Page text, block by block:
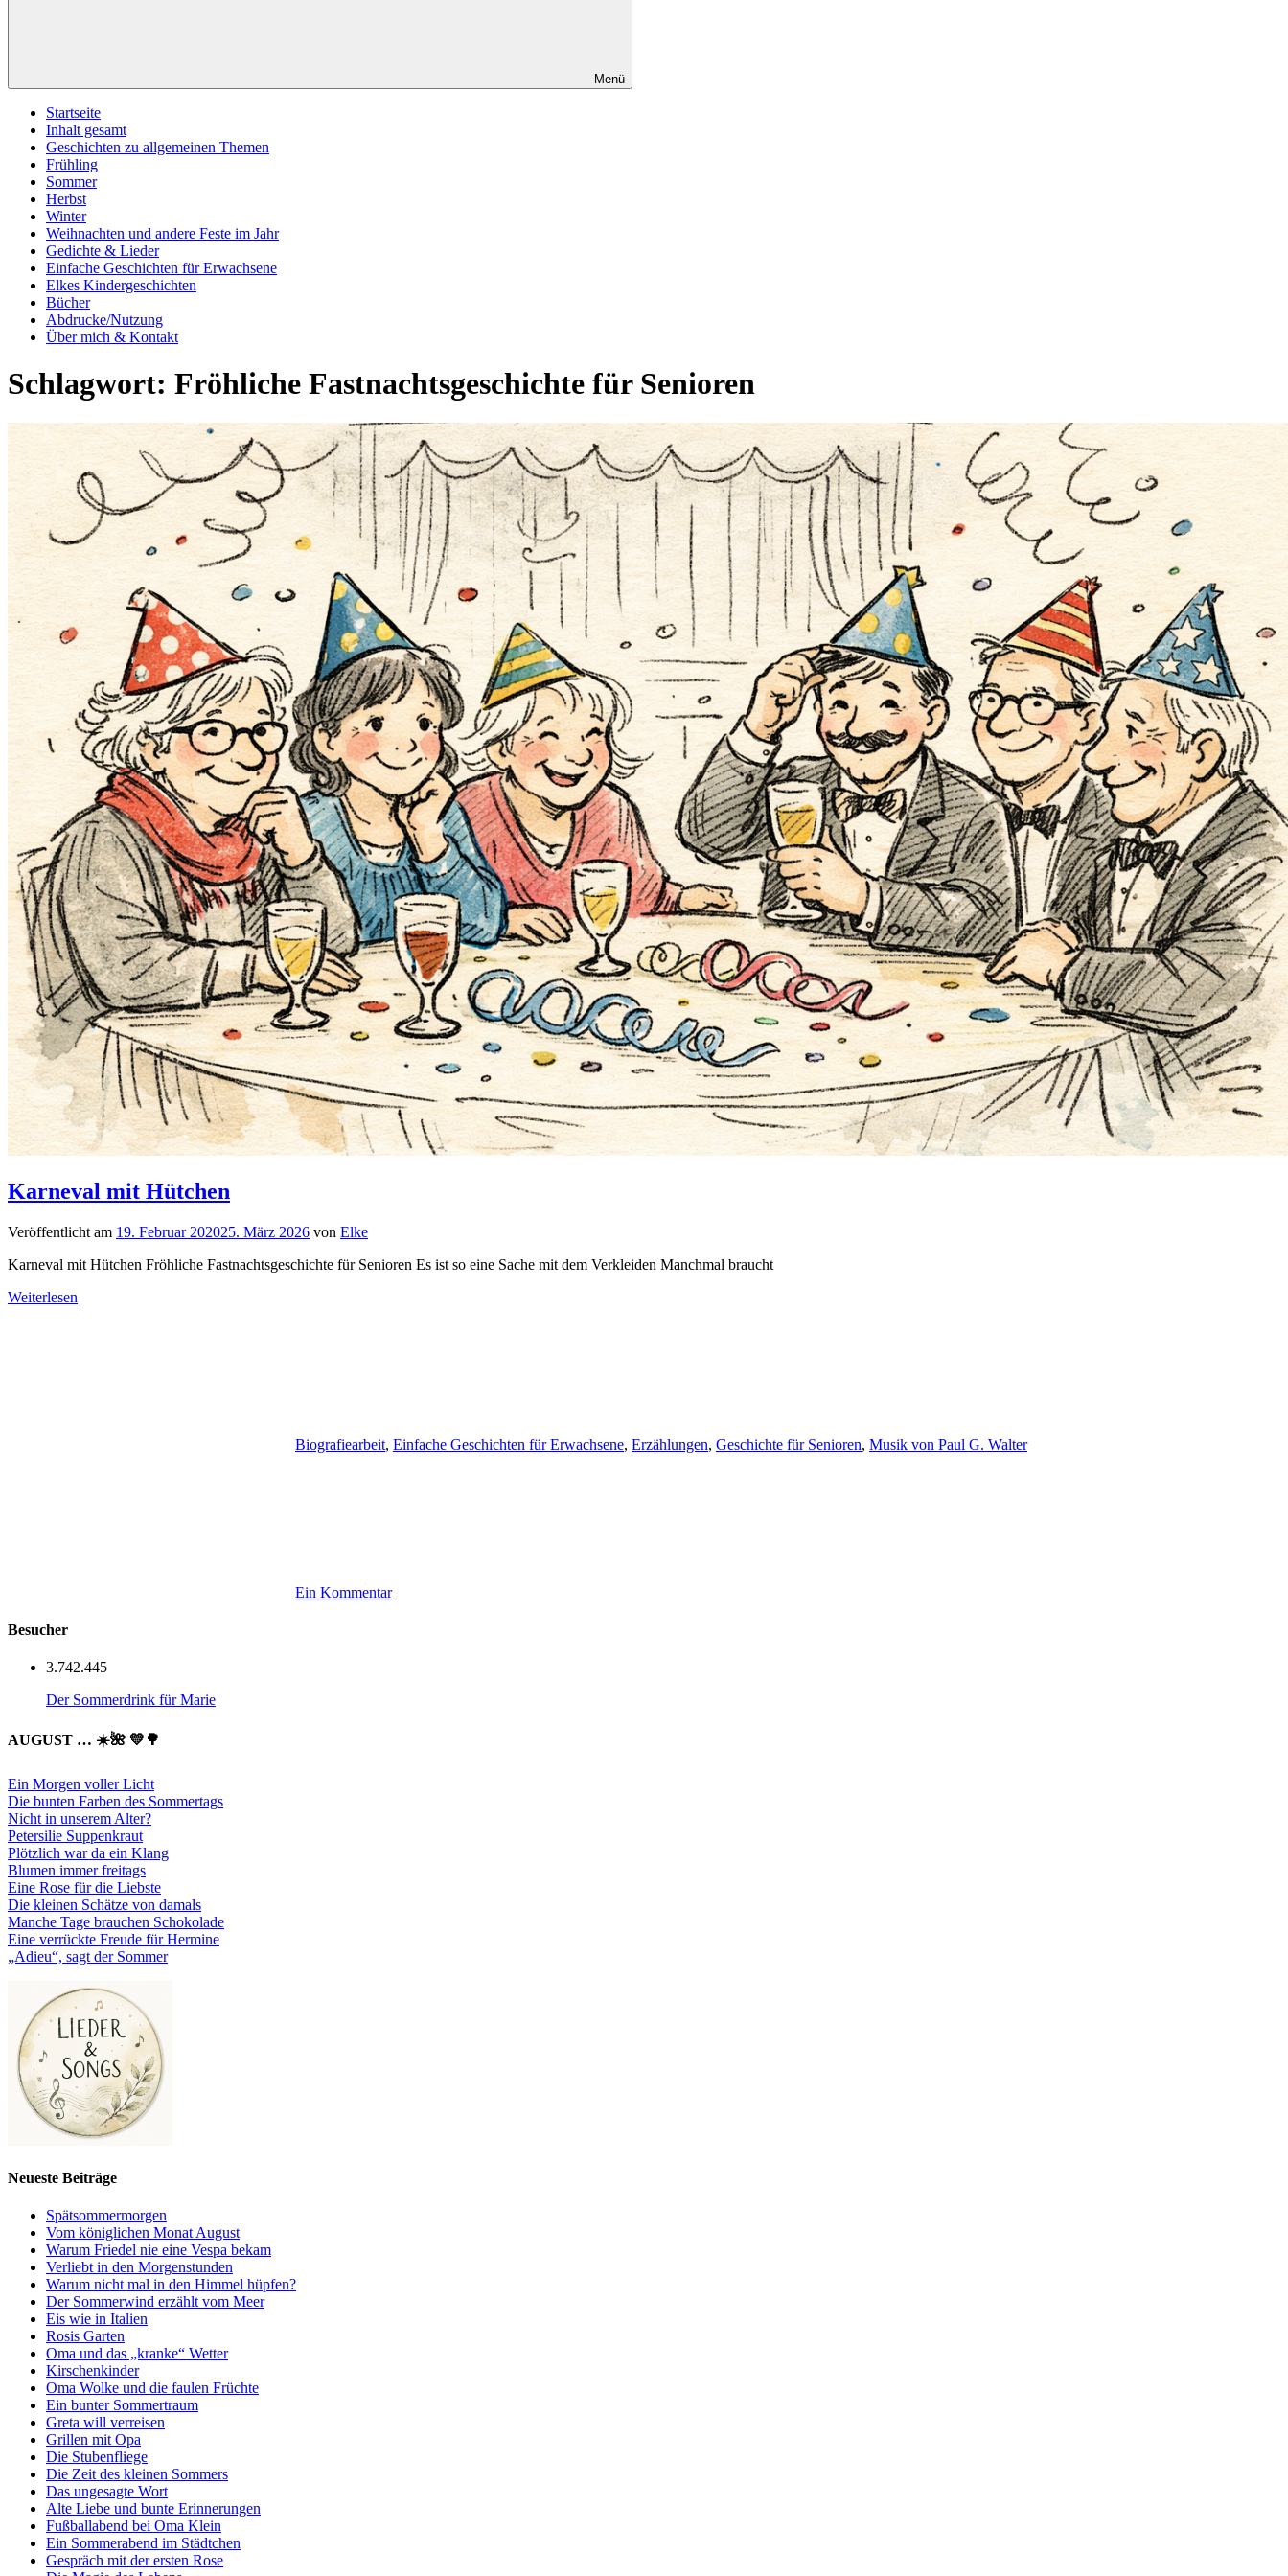
Menü
Startseite
Inhalt gesamt
Geschichten zu allgemeinen Themen
Frühling
Sommer
Herbst
Winter
Weihnachten und andere Feste im Jahr
Gedichte & Lieder
Einfache Geschichten für Erwachsene
Elkes Kindergeschichten
Bücher
Abdrucke/Nutzung
Über mich & Kontakt
Schlagwort: Fröhliche Fastnachtsgeschichte für Senioren
Karneval mit Hütchen
Veröffentlicht am 19. Februar 202025. März 2026 von Elke
Karneval mit Hütchen Fröhliche Fastnachtsgeschichte für Senioren Es ist so eine Sache mit dem Verkleiden Manchmal braucht
Weiterlesen
Biografiearbeit, Einfache Geschichten für Erwachsene, Erzählungen, Geschichte für Senioren, Musik von Paul G. Walter
Ein Kommentar
Besucher
3.742.445
Der Sommerdrink für Marie
AUGUST … ☀️🌺 💛🌳
Ein Morgen voller Licht
Die bunten Farben des Sommertags
Nicht in unserem Alter?
Petersilie Suppenkraut
Plötzlich war da ein Klang
Blumen immer freitags
Eine Rose für die Liebste
Die kleinen Schätze von damals
Manche Tage brauchen Schokolade
Eine verrückte Freude für Hermine
„Adieu“, sagt der Sommer
Neueste Beiträge
Spätsommermorgen
Vom königlichen Monat August
Warum Friedel nie eine Vespa bekam
Verliebt in den Morgenstunden
Warum nicht mal in den Himmel hüpfen?
Der Sommerwind erzählt vom Meer
Eis wie in Italien
Rosis Garten
Oma und das „kranke“ Wetter
Kirschenkinder
Oma Wolke und die faulen Früchte
Ein bunter Sommertraum
Greta will verreisen
Grillen mit Opa
Die Stubenfliege
Die Zeit des kleinen Sommers
Das ungesagte Wort
Alte Liebe und bunte Erinnerungen
Fußballabend bei Oma Klein
Ein Sommerabend im Städtchen
Gespräch mit der ersten Rose